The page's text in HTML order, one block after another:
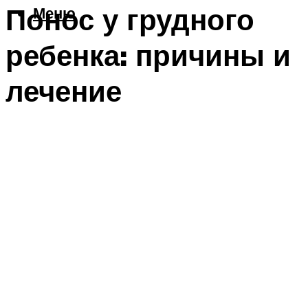
Меню
Понос у грудного
ребенка: причины и
лечение